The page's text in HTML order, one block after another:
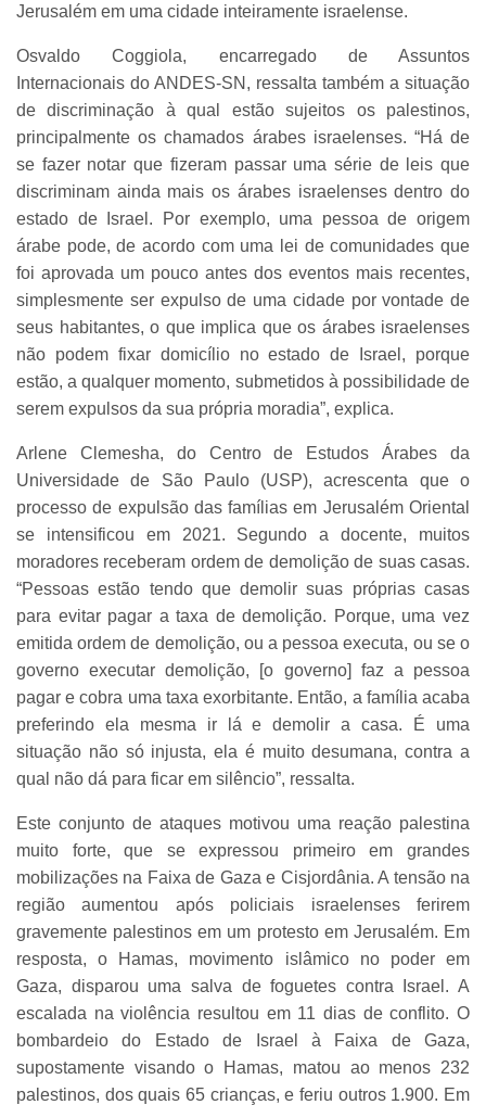
Jerusalém em uma cidade inteiramente israelense.
Osvaldo Coggiola, encarregado de Assuntos
Internacionais do ANDES-SN, ressalta também a situação
de discriminação à qual estão sujeitos os palestinos,
principalmente os chamados árabes israelenses. “Há de
se fazer notar que fizeram passar uma série de leis que
discriminam ainda mais os árabes israelenses dentro do
estado de Israel. Por exemplo, uma pessoa de origem
árabe pode, de acordo com uma lei de comunidades que
foi aprovada um pouco antes dos eventos mais recentes,
simplesmente ser expulso de uma cidade por vontade de
seus habitantes, o que implica que os árabes israelenses
não podem fixar domicílio no estado de Israel, porque
estão, a qualquer momento, submetidos à possibilidade de
serem expulsos da sua própria moradia”, explica.
Arlene Clemesha, do Centro de Estudos Árabes da
Universidade de São Paulo (USP), acrescenta que o
processo de expulsão das famílias em Jerusalém Oriental
se intensificou em 2021. Segundo a docente, muitos
moradores receberam ordem de demolição de suas casas.
“Pessoas estão tendo que demolir suas próprias casas
para evitar pagar a taxa de demolição. Porque, uma vez
emitida ordem de demolição, ou a pessoa executa, ou se o
governo executar demolição, [o governo] faz a pessoa
pagar e cobra uma taxa exorbitante. Então, a família acaba
preferindo ela mesma ir lá e demolir a casa. É uma
situação não só injusta, ela é muito desumana, contra a
qual não dá para ficar em silêncio”, ressalta.
Este conjunto de ataques motivou uma reação palestina
muito forte, que se expressou primeiro em grandes
mobilizações na Faixa de Gaza e Cisjordânia. A tensão na
região aumentou após policiais israelenses ferirem
gravemente palestinos em um protesto em Jerusalém. Em
resposta, o Hamas, movimento islâmico no poder em
Gaza, disparou uma salva de foguetes contra Israel. A
escalada na violência resultou em 11 dias de conflito. O
bombardeio do Estado de Israel à Faixa de Gaza,
supostamente visando o Hamas, matou ao menos 232
palestinos, dos quais 65 crianças, e feriu outros 1.900. Em